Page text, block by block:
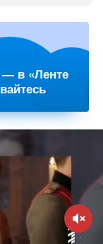
— в «Ленте